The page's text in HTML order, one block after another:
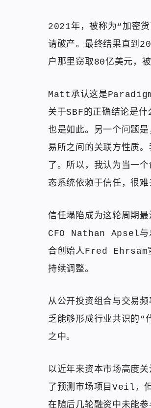
2021年，被称为“加密
请破产。最终结果直到
户那里窃取80亿美元，
Matt承认这是Paradigm
关于SBF的正确结论是
也是如此。另一个问题
易所之间的关联方性质
了。所以，我认为当一
态系统依赖于信任，很
信任塌陷成为这轮周期
CFO Nathan Apsel与
合创始人Fred Ehrsam
持续调整。
从公开投资组合与交易
乏能够形成行业共识的“
之中。
以近年来资本市场高度
了预测市场项目Veil，
在随后几轮融资中未能